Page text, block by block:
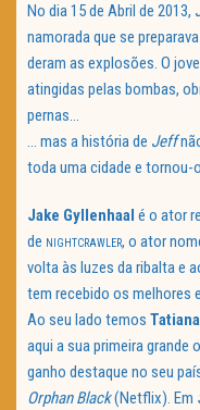
No dia 15 de Abril de 2013,
namorada que se
deram as explosões. O
atingidas pelas bombas,
pernas…
… mas a história de Jeff
toda uma cidade e tornou-
Jake Gyllenhaal é o ator
de NIGHTCRAWLER, o ator
volta às luzes da ribalta e
tem recebido os melhores
Ao seu lado temos
aqui a sua primeira grande
ganho destaque no seu
Orphan Black(Netflix). Em